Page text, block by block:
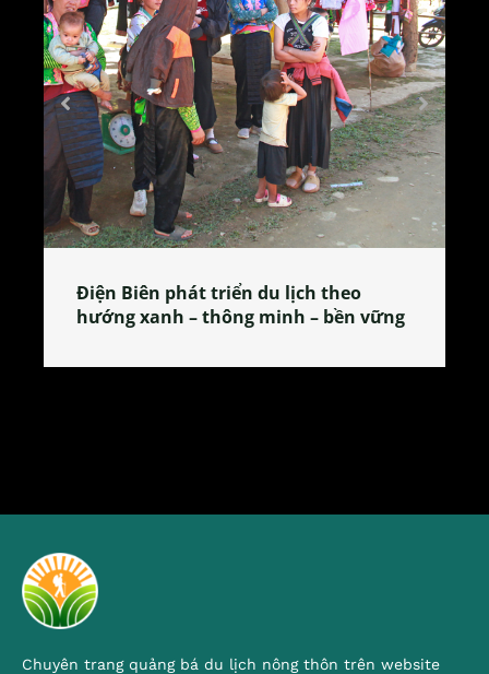
Làng làm bánh tẻ Phú Nhi – nơi lan
tỏa đặc sản xứ Đoài
Chuyên trang quảng bá du lịch nông thôn trên website